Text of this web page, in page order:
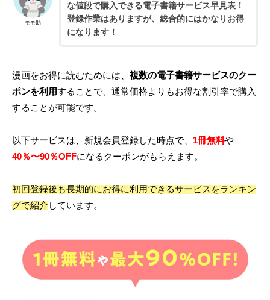
モモ助
な値段で購入できる電子書籍サービス早見表！
登録作業はありますが、総合的にはかなりお得
になります！
漫画をお得に読むためには、 複数の電子書籍サービスのクー
ポンを利用することで、通常価格よりもお得な割引率で購入
することが可能です。
以下サービスは、新規会員登録した時点で、 1冊無料や
40％〜90％OFFになるクーポンがもらえます。
初回登録後も長期的にお得に利用できるサービスをランキン
グで紹介 しています。